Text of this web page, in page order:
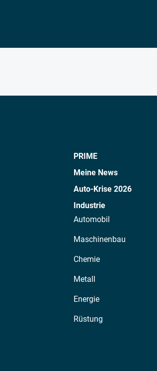
PRIME
Meine News
Auto-Krise 2026
Industrie
Automobil
Maschinenbau
Chemie
Metall
Energie
Rüstung